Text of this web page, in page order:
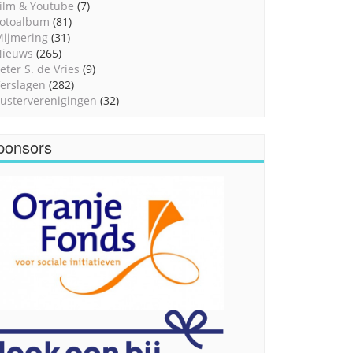
& Youtube (7)
(81)
(31)
(265)
S. de Vries (9)
(282)
(32)